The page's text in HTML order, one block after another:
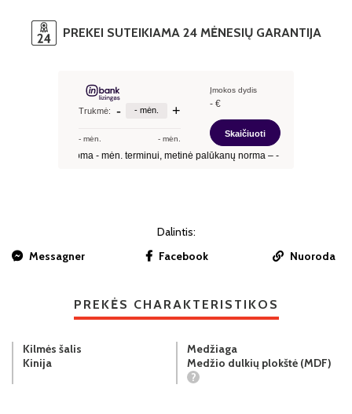
PREKEI SUTEIKIAMA 24 MĖNESIŲ GARANTIJA
Dalintis:
Messagner
Facebook Nuoroda
PREKĖS CHARAKTERISTIKOS
Kilmės šalis
Kinija
Medžiaga
Medžio dulkių plokštė (MDF)
?